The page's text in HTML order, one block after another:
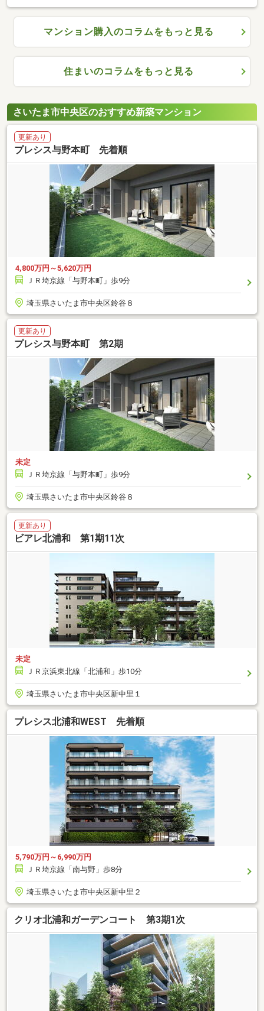
マンション購入のコラムをもっと見る
住まいのコラムをもっと見る
さいたま市中央区のおすすめ新築マンション
更新あり
プレシス与野本町 先着順
4,800万円～5,620万円
ＪＲ埼京線「与野本町」歩9分
埼玉県さいたま市中央区鈴谷８
更新あり
プレシス与野本町 第2期
未定
ＪＲ埼京線「与野本町」歩9分
埼玉県さいたま市中央区鈴谷８
更新あり
ビアレ北浦和 第1期11次
未定
ＪＲ京浜東北線「北浦和」歩10分
埼玉県さいたま市中央区新中里１
プレシス北浦和WEST 先着順
5,790万円～6,990万円
ＪＲ埼京線「南与野」歩8分
埼玉県さいたま市中央区新中里２
クリオ北浦和ガーデンコート 第3期1次